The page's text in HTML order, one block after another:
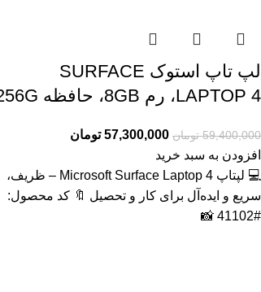
لپ تاپ استوک SURFACE
LAPTOP 4، رم 8GB، حافظه 256G
59,400,000 تومان 57,300,000 تومان
افزودن به سبد خرید
💻 لپتاپ Microsoft Surface Laptop 4 – ظریف،
سریع و ایده‌آل برای کار و تحصیل 🔖 کد محصول:
#41102 📸